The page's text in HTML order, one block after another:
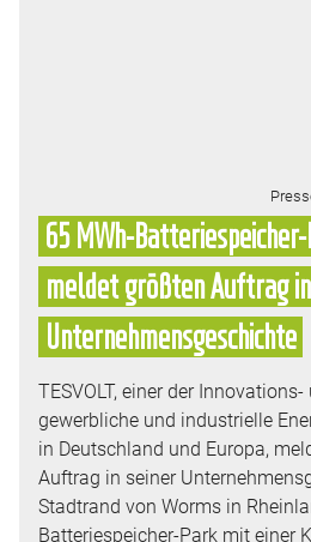
65 MWh-Batteriespeicher-
meldet größten Auftrag in
Unternehmensgeschichte
TESVOLT, einer der
gewerbliche und industrielle
in Deutschland und Europa,
Auftrag in seiner
Stadtrand von Worms in
Batteriespeicher-Park mit einer